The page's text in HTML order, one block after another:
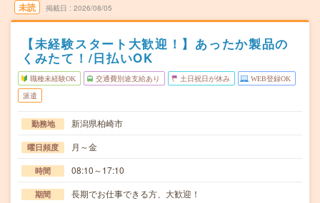
未読 掲載日 2026/08/05
【未経験スタート大歓迎！】あったか製品の
くみたて！/日払いOK
職種未経験OK 交通費別途支給あり 土日祝日が休み WEB登録OK
派遣
勤務地 新潟県柏崎市
曜日頻度 月～金
時間 08:10～17:10
期間 長期でお仕事できる方、大歓迎！